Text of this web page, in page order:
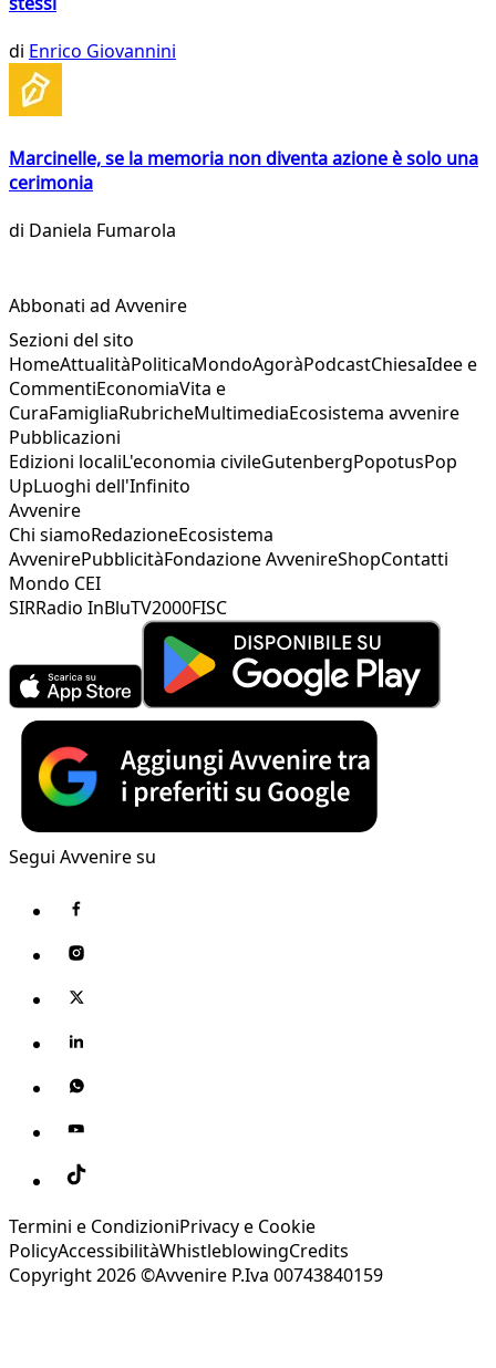
di Enrico Giovannini
Marcinelle, se la memoria non diventa azione è solo una
cerimonia
di Daniela Fumarola
Abbonati ad Avvenire
Sezioni del sito
HomeAttualitàPoliticaMondoAgoràPodcastChiesaIdee e
CommentiEconomiaVita e
CuraFamigliaRubricheMultimediaEcosistema avvenire
Pubblicazioni
Edizioni localiL'economia civileGutenbergPopotusPop
UpLuoghi dell'Infinito
Avvenire
Chi siamoRedazioneEcosistema
AvvenirePubblicitàFondazione AvvenireShopContatti
Mondo CEI
SIRRadio InBluTV2000FISC
Segui Avvenire su
Termini e CondizioniPrivacy e Cookie
PolicyAccessibilitàWhistleblowingCredits
Copyright 2026 ©Avvenire P.Iva 00743840159